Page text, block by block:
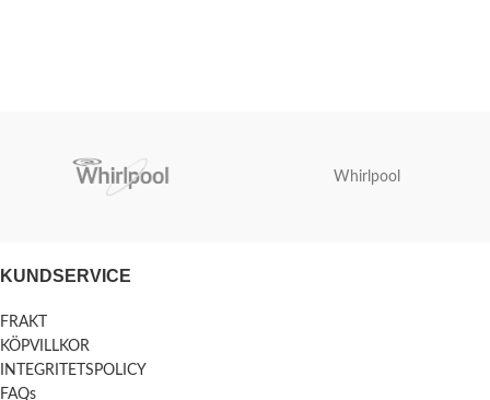
Whirlpool
KUNDSERVICE
FRAKT
KÖPVILLKOR
INTEGRITETSPOLICY
FAQs